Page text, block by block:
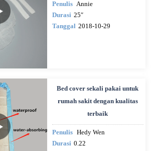
Penulis Annie
Durasi 25″
Tanggal 2018-10-29
Bed cover sekali pakai untuk
rumah sakit dengan kualitas
terbaik
Penulis Hedy Wen
Durasi 0.22